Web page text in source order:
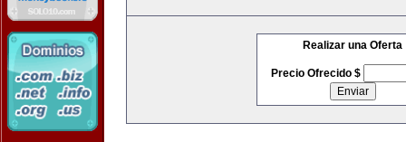
Realizar una Oferta
Precio Ofrecido $